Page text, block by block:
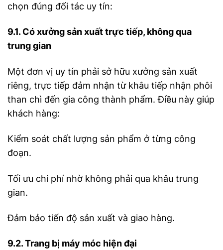
chọn đúng đối tác uy tín:
9.1. Có xưởng sản xuất trực tiếp, không qua
trung gian
Một đơn vị uy tín phải sở hữu xưởng sản xuất
riêng, trực tiếp đảm nhận từ khâu tiếp nhận phôi
than chì đến gia công thành phẩm. Điều này giúp
khách hàng:
Kiểm soát chất lượng sản phẩm ở từng công
đoạn.
Tối ưu chi phí nhờ không phải qua khâu trung
gian.
Đảm bảo tiến độ sản xuất và giao hàng.
9.2. Trang bị máy móc hiện đại